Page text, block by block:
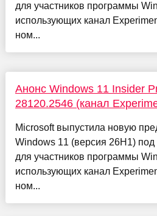
для участников программы
использующих канал
ном...
Анонс Windows 11 Insider
28120.2546 (канал
Microsoft выпустила новую
Windows 11 (версия 26H1)
для участников программы
использующих канал
ном...